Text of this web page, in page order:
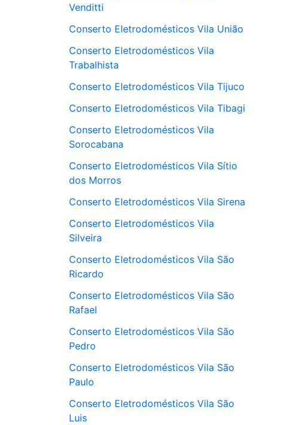
Venditti
Conserto Eletrodomésticos Vila União
Conserto Eletrodomésticos Vila
Trabalhista
Conserto Eletrodomésticos Vila Tijuco
Conserto Eletrodomésticos Vila Tibagi
Conserto Eletrodomésticos Vila
Sorocabana
Conserto Eletrodomésticos Vila Sítio
dos Morros
Conserto Eletrodomésticos Vila Sirena
Conserto Eletrodomésticos Vila
Silveira
Conserto Eletrodomésticos Vila São
Ricardo
Conserto Eletrodomésticos Vila São
Rafael
Conserto Eletrodomésticos Vila São
Pedro
Conserto Eletrodomésticos Vila São
Paulo
Conserto Eletrodomésticos Vila São
Luis